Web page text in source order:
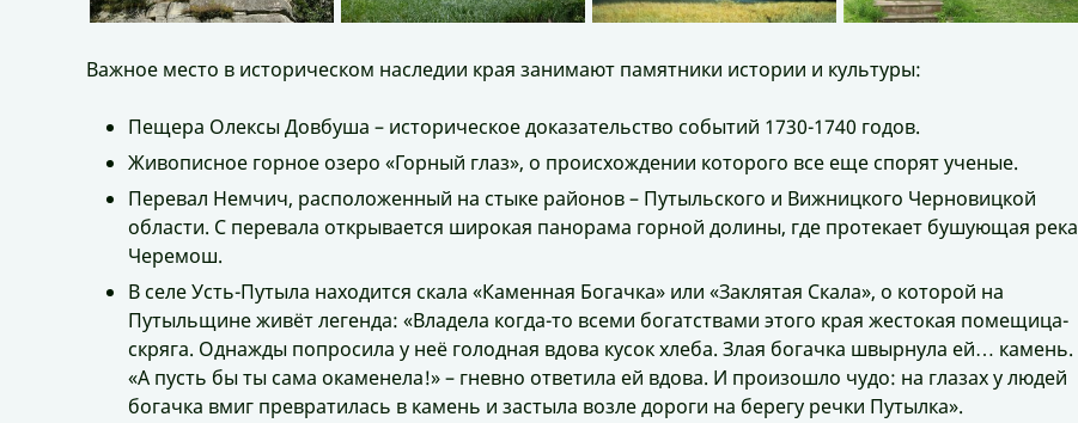
Важное место в историческом наследии края занимают памятники истории и культуры:
Пещера Олексы Довбуша – историческое доказательство событий 1730-1740 годов.
Живописное горное озеро «Горный глаз», о происхождении которого все еще спорят ученые.
Перевал Немчич, расположенный на стыке районов – Путыльского и Вижницкого Черновицкой
области. С перевала открывается широкая панорама горной долины, где протекает бушующая река
Черемош.
В селе Усть-Путыла находится скала «Каменная Богачка» или «Заклятая Скала», о которой на
Путыльщине живёт легенда: «Владела когда-то всеми богатствами этого края жестокая помещица-
скряга. Однажды попросила у неё голодная вдова кусок хлеба. Злая богачка швырнула ей… камень.
«А пусть бы ты сама окаменела!» – гневно ответила ей вдова. И произошло чудо: на глазах у людей
богачка вмиг превратилась в камень и застыла возле дороги на берегу речки Путылка».